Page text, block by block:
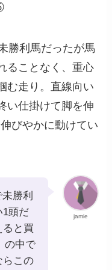
勝利馬だったが馬
ることなく、重心
む走り。直線向い
い仕掛けて脚を伸
びやかに動けてい
jamie
勝利
1頭だ
ると買
の中で
らこの